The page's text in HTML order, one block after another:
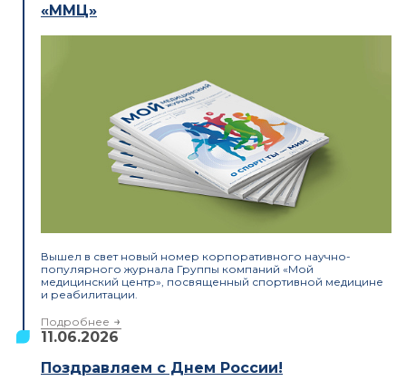
«ММЦ»
Вышел в свет новый номер корпоративного научно-
популярного журнала Группы компаний «Мой
медицинский центр», посвященный спортивной медицине
и реабилитации.
Подробнее
11.06.2026
Поздравляем с Днем России!